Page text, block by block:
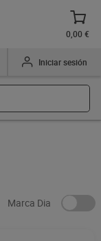
0,00 €
Iniciar sesión
Marca Dia